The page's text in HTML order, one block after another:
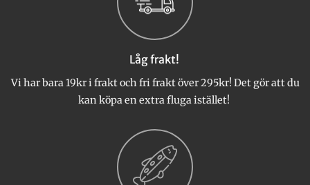
Låg frakt!
Vi har bara 19kr i frakt och fri frakt över 295kr! Det gör att du
kan köpa en extra fluga istället!